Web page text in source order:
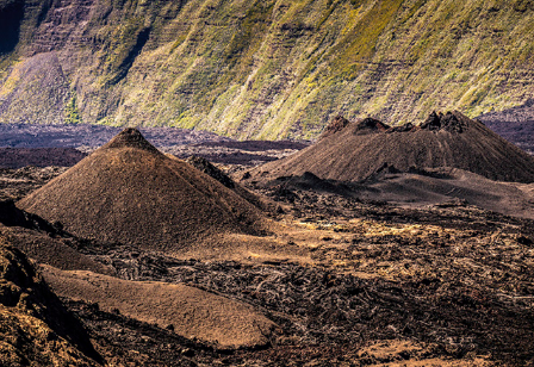
LA RÉUNION, TRACES VOLCANIQUES